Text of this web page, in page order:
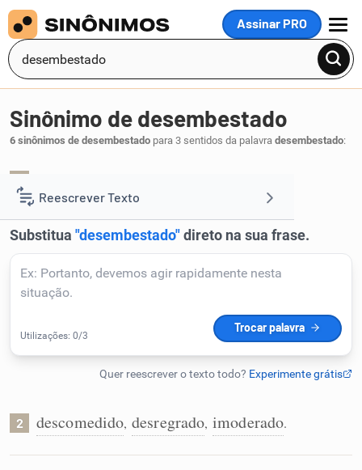
Assinar PRO
MENU
Reescrever Texto
Resumir Texto
Corrigir Texto
Detector de IA
Humanizador de IA
Sinônimo de desembestado
6 sinônimos de desembestado para 3 sentidos da palavra desembestado:
2 descomedido, desregrado, imoderado.